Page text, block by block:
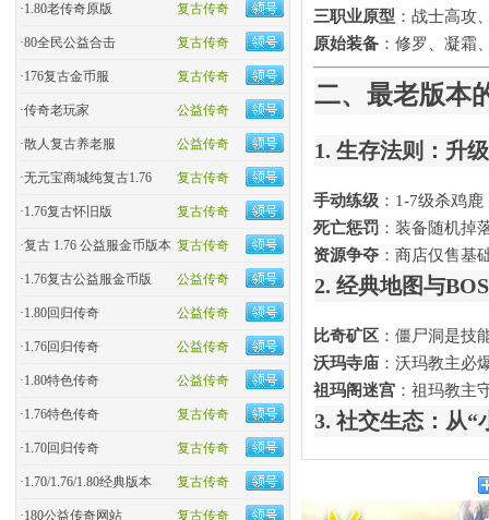
复古传奇
·1.80老传奇原版
复古传奇
·80全民公益合击
复古传奇
·176复古金币服
公益传奇
·传奇老玩家
公益传奇
·散人复古养老服
复古传奇
·无元宝商城纯复古1.76
复古传奇
·1.76复古怀旧版
复古传奇
·复古 1.76 公益服金币版本
公益传奇
·1.76复古公益服金币版
公益传奇
·1.80回归传奇
公益传奇
·1.76回归传奇
公益传奇
·1.80特色传奇
复古传奇
·1.76特色传奇
复古传奇
·1.70回归传奇
复古传奇
·1.70/1.76/1.80经典版本
复古传奇
·180公益传奇网站
三职业原型 ：战士高攻
原始装备 ：修罗、凝霜
二、最老版本
1. 生存法则：升
手动练级 ：1-7级杀鸡
死亡惩罚 ：装备随机掉
资源争夺 ：商店仅售基
2. 经典地图与
比奇矿区 ：僵尸洞是技
沃玛寺庙 ：沃玛教主必
祖玛阁迷宫 ：祖玛教主
3. 社交生态：从“